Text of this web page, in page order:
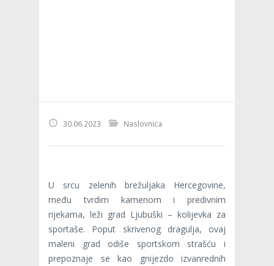
30.06.2023 Naslovnica
U srcu zelenih brežuljaka Hercegovine,
među tvrdim kamenom i predivnim
rijekama, leži grad Ljubuški – kolijevka za
sportaše. Poput skrivenog dragulja, ovaj
maleni grad odiše sportskom strašću i
prepoznaje se kao gnijezdo izvanrednih